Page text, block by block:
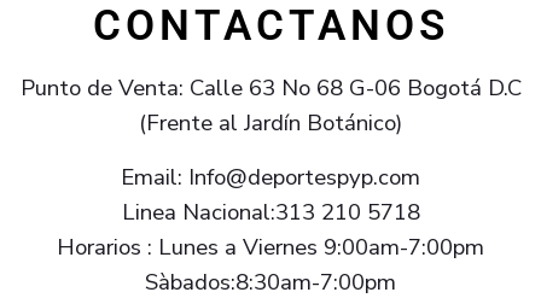
CONTACTANOS
Punto de Venta: Calle 63 No 68 G-06 Bogotá D.C
(Frente al Jardín Botánico)
Email: Info@deportespyp.com
Linea Nacional:313 210 5718
Horarios : Lunes a Viernes 9:00am-7:00pm
Sàbados:8:30am-7:00pm